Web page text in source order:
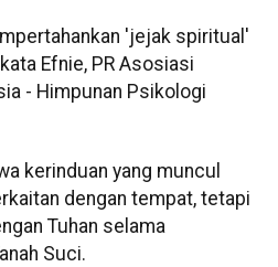
'jejak spiritual'
Efnie, PR Asosiasi
- Himpunan Psikologi
kerinduan yang muncul
dengan tempat, tetapi
Tuhan selama
Suci.